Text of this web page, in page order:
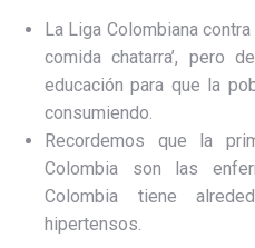
La Liga Colombiana
comida chatarra’, pero
educación para que la
consumiendo.
Recordemos que la
Colombia son las
Colombia tiene
hipertensos.